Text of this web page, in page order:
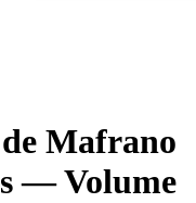
Mafrano
— Volume